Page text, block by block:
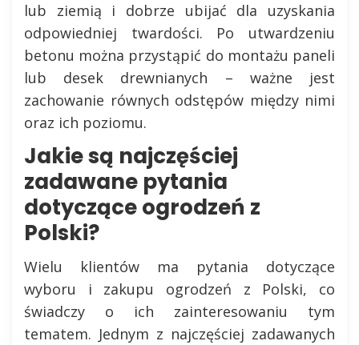
lub ziemią i dobrze ubijać dla uzyskania
odpowiedniej twardości. Po utwardzeniu
betonu można przystąpić do montażu paneli
lub desek drewnianych – ważne jest
zachowanie równych odstępów między nimi
oraz ich poziomu.
Jakie są najczęściej
zadawane pytania
dotyczące ogrodzeń z
Polski?
Wielu klientów ma pytania dotyczące
wyboru i zakupu ogrodzeń z Polski, co
świadczy o ich zainteresowaniu tym
tematem. Jednym z najczęściej zadawanych